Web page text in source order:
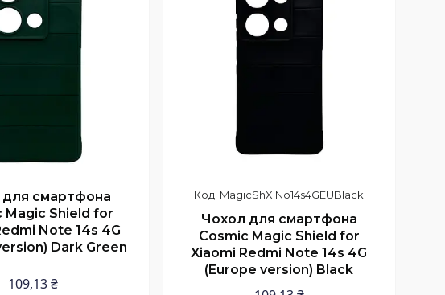
смартфона
Magic Shield for
Note 14s 4G
Dark Green
109,13 ₴
MagicShXiNo14s4GEUBlack
Чохол для смартфона
Cosmic Magic Shield for
Xiaomi Redmi Note 14s 4G
(Europe version) Black